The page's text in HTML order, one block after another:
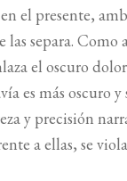
el presente,
separa. Como
el oscuro
es más oscuro y
y precisión
a ellas, se